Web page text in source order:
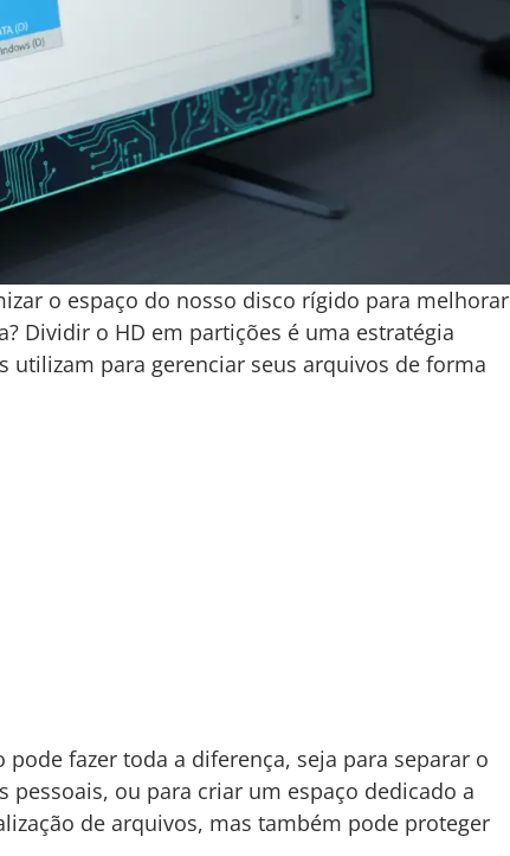
o espaço do nosso disco rígido para melhorar
Dividir o HD em partições é uma estratégia
para gerenciar seus arquivos de forma
fazer toda a diferença, seja para separar o
ou para criar um espaço dedicado a
de arquivos, mas também pode proteger